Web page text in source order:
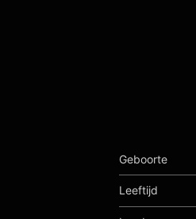
Geboorte
Leeftijd